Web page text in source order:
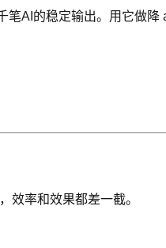
AI的稳定输出。用它做
效率和效果都差一截。